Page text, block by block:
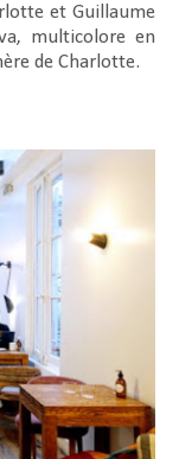
et Guillaume
multicolore en
de Charlotte.